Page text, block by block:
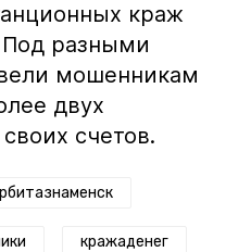
краж
Под разными
мошенникам
двух
счетов.
кражаденег